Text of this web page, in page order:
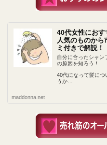
40代女性におす
人気のものから
ミ付きで解説！
自分に合ったシャン
の原因を知ろう！
40代になって髪につ
うか…
maddonna.net